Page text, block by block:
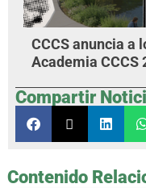
CCCS anuncia a
Academia CCCS
Compartir
Contenido